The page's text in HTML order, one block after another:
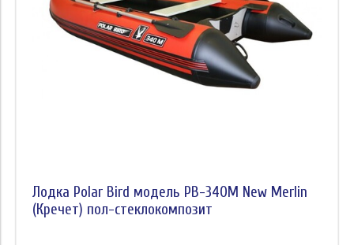
Мощность мотора до (л.с.)
Транспортировочный размер (лодка) (м.)
Транспортировочный размер (пол) (м.)
Цена
Лодка Polar Bird модель PB-340M New Merlin
(Кречет) пол-стеклокомпозит